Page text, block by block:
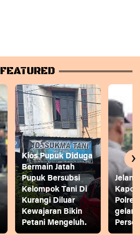
FEATURED
Kios Pupuk Diduga
Bermain Jatah
Pupuk Bersubsi
Kelompok Tani Di
Kurangi Diluar
Kewajaran Bikin
Petani Mengeluh.
gelar
›